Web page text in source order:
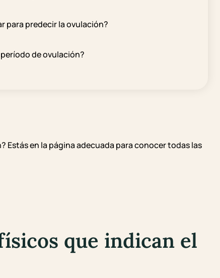
para predecir la ovulación?
de ovulación?
Estás en la página adecuada para conocer todas las
que indican el